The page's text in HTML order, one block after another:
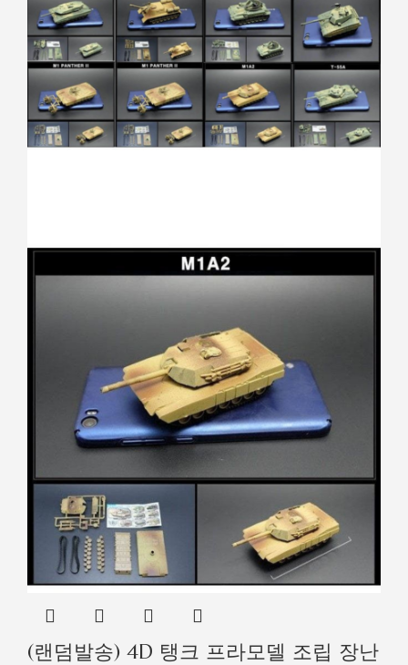
(랜덤발송) 4D 탱크 프라모델 조립 장난